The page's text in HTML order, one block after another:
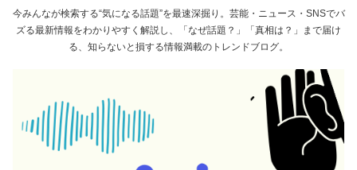
今みんなが検索する“気になる話題”を最速深掘り。芸能・ニュース・SNSでバ
ズる最新情報をわかりやすく解説し、「なぜ話題？」「真相は？」まで届け
る、知らないと損する情報満載のトレンドブログ。